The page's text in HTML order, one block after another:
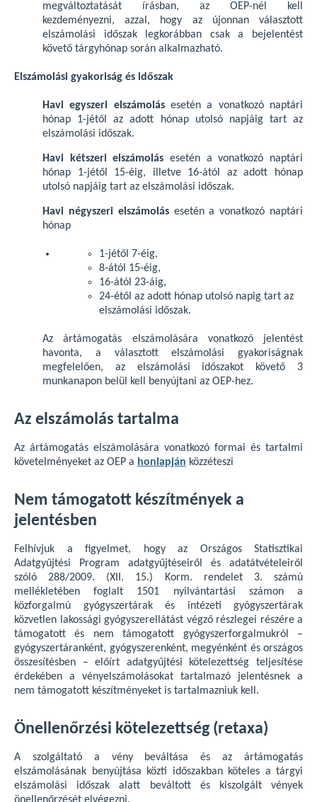
megváltoztatását írásban, az OEP-nél kell
kezdeményezni, azzal, hogy az újonnan választott
elszámolási időszak legkorábban csak a bejelentést
követő tárgyhónap során alkalmazható.
Elszámolási gyakoriság és időszak
Havi egyszeri elszámolás esetén a vonatkozó naptári
hónap 1-jétől az adott hónap utolsó napjáig tart az
elszámolási időszak.
Havi kétszeri elszámolás esetén a vonatkozó naptári
hónap 1-jétől 15-éig, illetve 16-ától az adott hónap
utolsó napjáig tart az elszámolási időszak.
Havi négyszeri elszámolásesetén a vonatkozó naptári
hónap
1-jétől 7-éig,
8-ától 15-éig,
16-ától 23-áig,
24-étől az adott hónap utolsó napig tart az
elszámolási időszak.
Az ártámogatás elszámolására vonatkozó jelentést
havonta, a választott elszámolási gyakoriságnak
megfelelően, az elszámolási időszakot követő 3
munkanapon belül kell benyújtani az OEP-hez.
Az elszámolás tartalma
Az ártámogatás elszámolására vonatkozó formai és tartalmi
követelményeket az OEP a honlapján közzéteszi
Nem támogatott készítmények a
jelentésben
Felhívjuk a figyelmet, hogy az Országos Statisztikai
Adatgyűjtési Program adatgyűjtéseiről és adatátvételeiről
szóló 288/2009. (XII. 15.) Korm. rendelet 3. számú
mellékletében foglalt 1501 nyilvántartási számon a
közforgalmú gyógyszertárak és intézeti gyógyszertárak
közvetlen lakossági gyógyszerellátást végző részlegei részére a
támogatott és nem támogatott gyógyszerforgalmukról –
gyógyszertáranként, gyógyszerenként, megyénként és országos
összesítésben – előírt adatgyűjtési kötelezettség teljesítése
érdekében a vényelszámolásokat tartalmazó jelentésnek a
nem támogatott készítményeket is tartalmazniuk kell.
Önellenőrzési kötelezettség (retaxa)
A szolgáltató a vény beváltása és az ártámogatás
elszámolásának benyújtása közti időszakban köteles a tárgyi
elszámolási időszak alatt beváltott és kiszolgált vények